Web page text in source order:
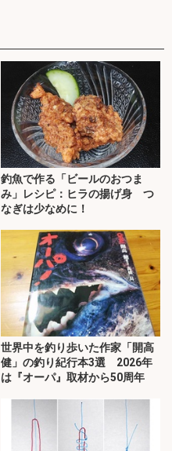
釣魚で作る「ビールのおつま
み」レシピ：ヒラの揚げ身 つ
なぎは少なめに！
世界中を釣り歩いた作家「開高
健」の釣り紀行本3選 2026年
は『オーパ』取材から50周年